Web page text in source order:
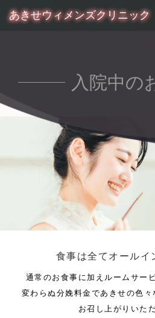
あきせウィメンズクリニック
入院中の
食事は全てオールイ
通常のお食事に加えルームサー
変わらぬ分娩料金であきせの色
お召し上がりいた